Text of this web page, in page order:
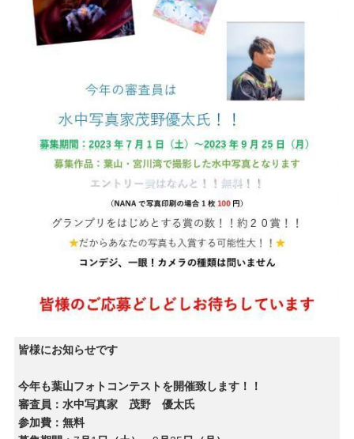
皆様にお知らせです
今年も葉山フォトコンテストを開催致します！！
審査員：水中写真家 茂野 優太氏
参加費：無料